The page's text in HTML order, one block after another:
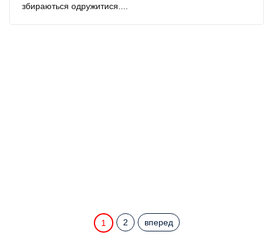
збираються одружитися....
1 2 вперед